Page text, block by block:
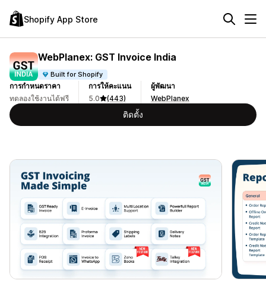
Shopify App Store
WebPlanex: GST Invoice India
Built for Shopify
การกำหนดราคา
ทดลองใช้งานได้ฟรี
การให้คะแนน
5.0
(443)
ผู้พัฒนา
WebPlanex
ติดตั้ง